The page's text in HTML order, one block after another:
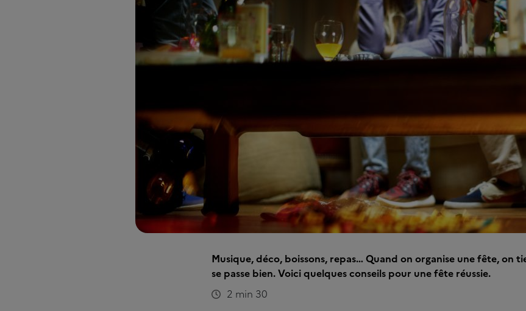
Musique, déco, boissons, repas… Quand on organise une fête, on
se passe bien. Voici quelques conseils pour une fête réussie.
2 min 30